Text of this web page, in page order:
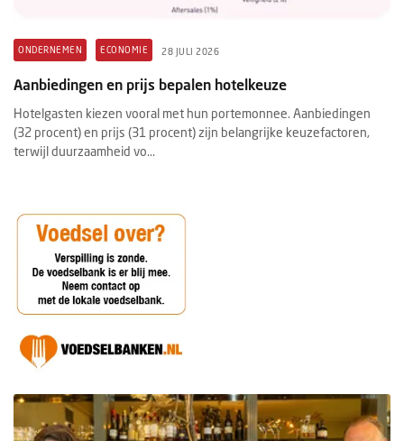
ONDERNEMEN ECONOMIE 28 JULI 2026
Aanbiedingen en prijs bepalen hotelkeuze
Hotelgasten kiezen vooral met hun portemonnee. Aanbiedingen
(32 procent) en prijs (31 procent) zijn belangrijke keuzefactoren,
terwijl duurzaamheid vo...